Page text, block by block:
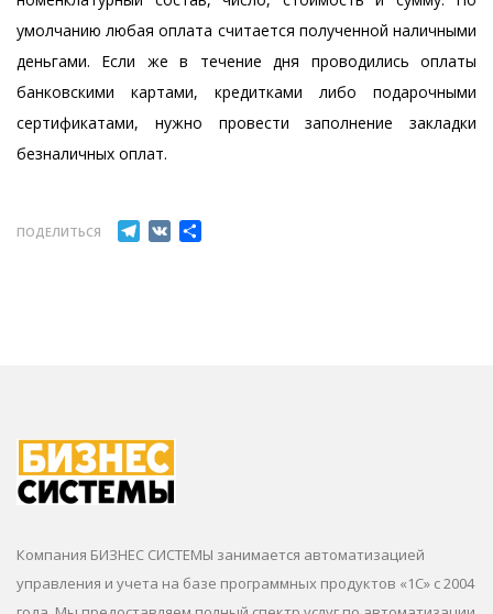
умолчанию любая оплата считается полученной наличными
деньгами. Если же в течение дня проводились оплаты
банковскими картами, кредитками либо подарочными
сертификатами, нужно провести заполнение закладки
безналичных оплат.
ПОДЕЛИТЬСЯ Telegram
VK
Компания БИЗНЕС СИСТЕМЫ занимается автоматизацией
управления и учета на базе программных продуктов «1С» с 2004